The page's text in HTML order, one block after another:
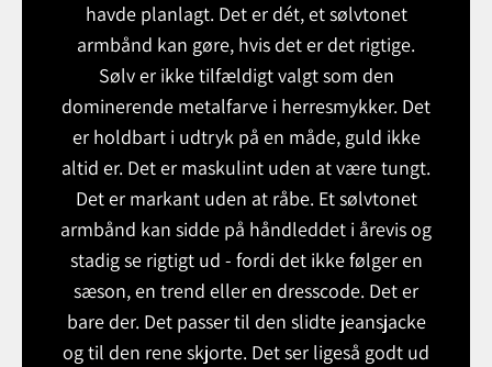
havde planlagt. Det er dét, et sølvtonet
armbånd kan gøre, hvis det er det rigtige.
Sølv er ikke tilfældigt valgt som den
dominerende metalfarve i herresmykker. Det
er holdbart i udtryk på en måde, guld ikke
altid er. Det er maskulint uden at være tungt.
Det er markant uden at råbe. Et sølvtonet
armbånd kan sidde på håndleddet i årevis og
stadig se rigtigt ud - fordi det ikke følger en
sæson, en trend eller en dresscode. Det er
bare der. Det passer til den slidte jeansjacke
og til den rene skjorte. Det ser ligeså godt ud